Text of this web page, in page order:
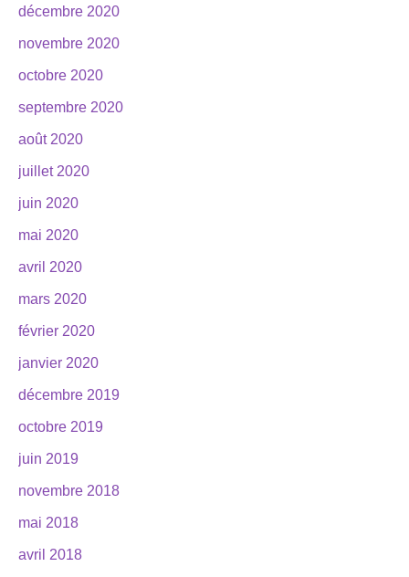
décembre 2020
novembre 2020
octobre 2020
septembre 2020
août 2020
juillet 2020
juin 2020
mai 2020
avril 2020
mars 2020
février 2020
janvier 2020
décembre 2019
octobre 2019
juin 2019
novembre 2018
mai 2018
avril 2018